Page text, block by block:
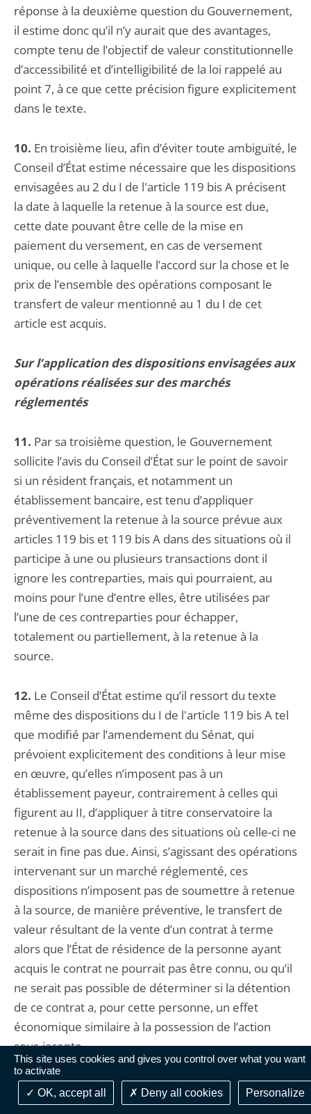
This site uses cookies and gives you control over what you want
to activate
OK, accept all
Deny all cookies Personalize
réponse à la deuxième question du Gouvernement,
il estime donc qu’il n’y aurait que des avantages,
compte tenu de l’objectif de valeur constitutionnelle
d’accessibilité et d’intelligibilité de la loi rappelé au
point 7, à ce que cette précision figure explicitement
dans le texte.
10. En troisième lieu, afin d’éviter toute ambiguïté, le
Conseil d’État estime nécessaire que les dispositions
envisagées au 2 du I de l'article 119 bis A précisent
la date à laquelle la retenue à la source est due,
cette date pouvant être celle de la mise en
paiement du versement, en cas de versement
unique, ou celle à laquelle l’accord sur la chose et le
prix de l’ensemble des opérations composant le
transfert de valeur mentionné au 1 du I de cet
article est acquis.
Sur l’application des dispositions envisagées aux
opérations réalisées sur des marchés
réglementés
11. Par sa troisième question, le Gouvernement
sollicite l’avis du Conseil d’État sur le point de savoir
si un résident français, et notamment un
établissement bancaire, est tenu d’appliquer
préventivement la retenue à la source prévue aux
articles 119 bis et 119 bis A dans des situations où il
participe à une ou plusieurs transactions dont il
ignore les contreparties, mais qui pourraient, au
moins pour l’une d’entre elles, être utilisées par
l’une de ces contreparties pour échapper,
totalement ou partiellement, à la retenue à la
source.
12. Le Conseil d’État estime qu’il ressort du texte
même des dispositions du I de l'article 119 bis A tel
que modifié par l’amendement du Sénat, qui
prévoient explicitement des conditions à leur mise
en œuvre, qu’elles n’imposent pas à un
établissement payeur, contrairement à celles qui
figurent au II, d’appliquer à titre conservatoire la
retenue à la source dans des situations où celle-ci ne
serait in fine pas due. Ainsi, s’agissant des opérations
intervenant sur un marché réglementé, ces
dispositions n’imposent pas de soumettre à retenue
à la source, de manière préventive, le transfert de
valeur résultant de la vente d’un contrat à terme
alors que l’État de résidence de la personne ayant
acquis le contrat ne pourrait pas être connu, ou qu’il
ne serait pas possible de déterminer si la détention
de ce contrat a, pour cette personne, un effet
économique similaire à la possession de l’action
sous-jacente.
13.Le Conseil d’État rappelle en revanche que
l’établissement payeur est tenu d’appliquer la